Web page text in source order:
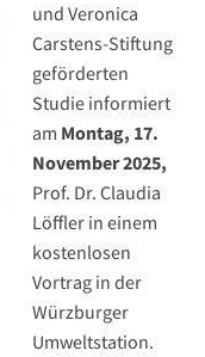
und Veronica
Carstens-Stiftung
geförderten
Studie informiert
am Montag, 17.
November 2025,
Prof. Dr. Claudia
Löffler in einem
kostenlosen
Vortrag in der
Würzburger
Umweltstation.